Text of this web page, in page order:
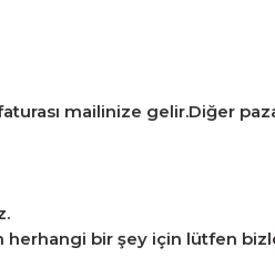
mailinize gelir.Diğer
bir şey için lütfen